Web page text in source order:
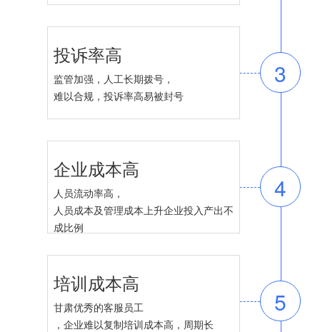
投诉率高
监管加强，人工长期拨号，
难以合规，投诉率高易被封号
3
企业成本高
人员流动率高，
人员成本及管理成本上升企业投入产出不
成比例
4
培训成本高
甘肃优秀的客服员工
，企业难以复制培训成本高，周期长
5